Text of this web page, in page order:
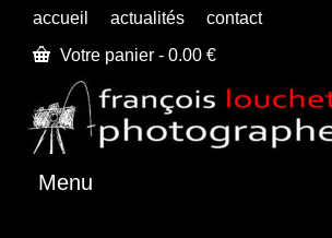
accueil actualités
contact
Votre panier - 0.00 €
Menu